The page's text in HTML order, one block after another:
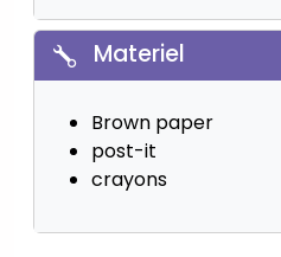
Materiel
Brown paper
post-it
crayons